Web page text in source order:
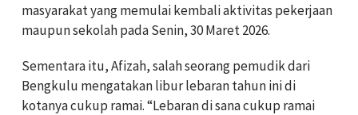
masyarakat yang memulai kembali aktivitas pekerjaan
maupun sekolah pada Senin, 30 Maret 2026.
Sementara itu, Afizah, salah seorang pemudik dari
Bengkulu mengatakan libur lebaran tahun ini di
kotanya cukup ramai. “Lebaran di sana cukup ramai